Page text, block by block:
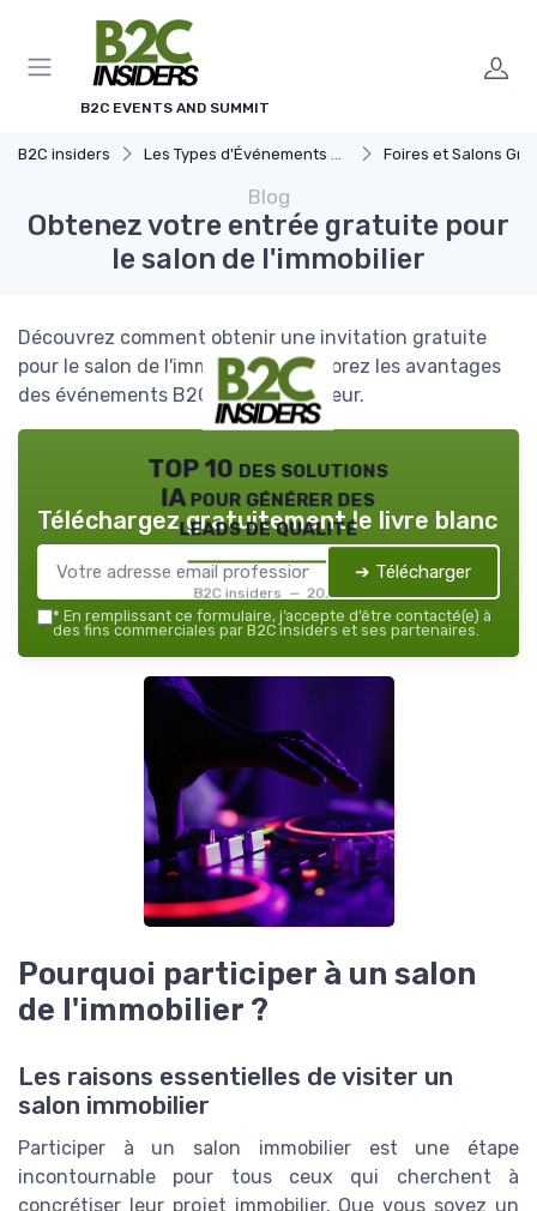
B2C EVENTS AND SUMMIT
B2C insiders Les Types d'Événements B2C Foires et Salons Grand
Blog
Obtenez votre entrée gratuite pour
le salon de l'immobilier
Découvrez comment obtenir une invitation gratuite
pour le salon de l'immobilier et explorez les avantages
des événements B2C dans ce secteur.
TOP 10 des solutions
IA pour générer des
leads de qualité
B2C insiders — 2026
Téléchargez gratuitement le livre blanc
➔ Télécharger
* En remplissant ce formulaire, j’accepte d’être contacté(e) à
des fins commerciales par B2C insiders et ses partenaires.
Pourquoi participer à un salon
de l'immobilier ?
Les raisons essentielles de visiter un
salon immobilier
Participer à un salon immobilier est une étape
incontournable pour tous ceux qui cherchent à
concrétiser leur projet immobilier. Que vous soyez un
Panneau de gestion des cookies